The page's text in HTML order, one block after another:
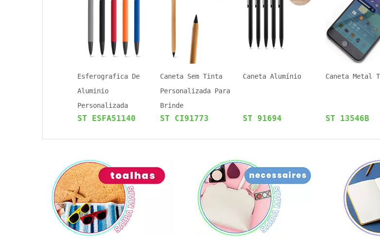
Esferografica De
Aluminio
Personalizada
ST ESFA51140
Caneta Sem Tinta
Personalizada Para
Brinde
ST CI91773
Caneta Alumínio
ST 91694
Caneta Metal
ST 13546B